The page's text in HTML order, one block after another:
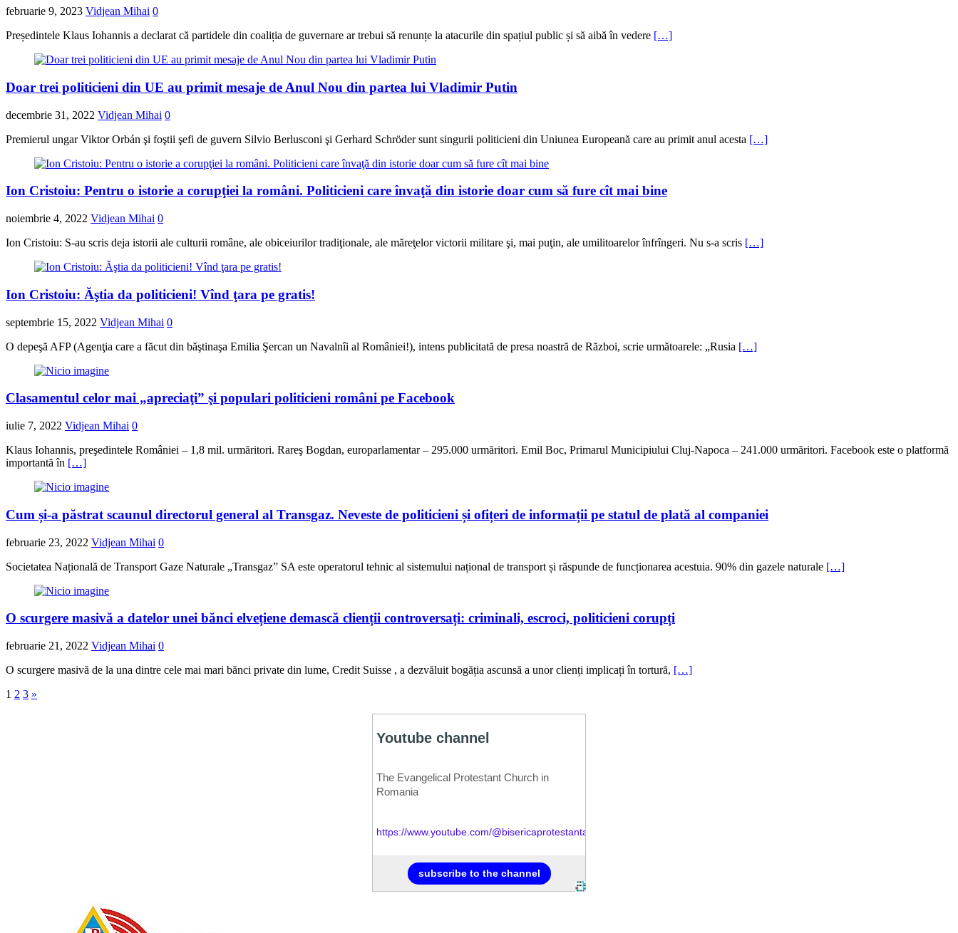
februarie 9, 2023 Vidjean Mihai 0
Președintele Klaus Iohannis a declarat că partidele din coaliția de guvernare ar trebui să renunțe la atacurile din spațiul public și să aibă în vedere […]
Doar trei politicieni din UE au primit mesaje de Anul Nou din partea lui Vladimir Putin
decembrie 31, 2022 Vidjean Mihai 0
Premierul ungar Viktor Orbán şi foştii şefi de guvern Silvio Berlusconi şi Gerhard Schröder sunt singurii politicieni din Uniunea Europeană care au primit anul acesta […]
Ion Cristoiu: Pentru o istorie a corupţiei la români. Politicieni care învaţă din istorie doar cum să fure cît mai bine
noiembrie 4, 2022 Vidjean Mihai 0
Ion Cristoiu: S-au scris deja istorii ale culturii române, ale obiceiurilor tradiţionale, ale măreţelor victorii militare şi, mai puţin, ale umilitoarelor înfrîngeri. Nu s-a scris […]
Ion Cristoiu: Ăştia da politicieni! Vînd ţara pe gratis!
septembrie 15, 2022 Vidjean Mihai 0
O depeşă AFP (Agenţia care a făcut din băştinaşa Emilia Şercan un Navalnîi al României!), intens publicitată de presa noastră de Război, scrie următoarele: „Rusia […]
Clasamentul celor mai „apreciaţi” şi populari politicieni români pe Facebook
iulie 7, 2022 Vidjean Mihai 0
Klaus Iohannis, preşedintele României – 1,8 mil. urmăritori. Rareş Bogdan, europarlamentar – 295.000 urmăritori. Emil Boc, Primarul Municipiului Cluj-Napoca – 241.000 urmăritori. Facebook este o platformă
importantă în […]
Cum și-a păstrat scaunul directorul general al Transgaz. Neveste de politicieni și ofițeri de informații pe statul de plată al companiei
februarie 23, 2022 Vidjean Mihai 0
Societatea Națională de Transport Gaze Naturale „Transgaz” SA este operatorul tehnic al sistemului național de transport și răspunde de funcționarea acestuia. 90% din gazele naturale […]
O scurgere masivă a datelor unei bănci elvețiene demască clienții controversați: criminali, escroci, politicieni corupți
februarie 21, 2022 Vidjean Mihai 0
O scurgere masivă de la una dintre cele mai mari bănci private din lume, Credit Suisse , a dezvăluit bogăția ascunsă a unor clienți implicați în tortură, […]
Navigare
1 2 3 »